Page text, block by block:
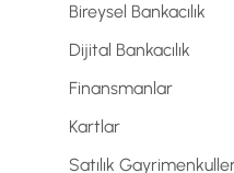
Bireysel Bankacılık
Dijital Bankacılık
Finansmanlar
Kartlar
Satılık